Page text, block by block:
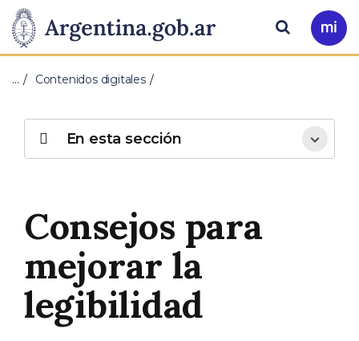
Presidencia
de
Nación
Pasar al contenido principal
Ir
a
Buscar
… Contenidos digitales
Consejos para
mejorar la
legibilidad
En esta sección